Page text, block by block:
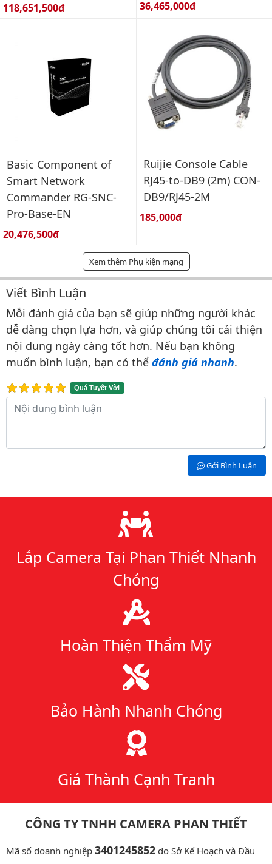
Giá bán:
118,651,500đ Giá bán:
36,465,000đ
Basic Component of
Smart Network
Commander RG-SNC-
Pro-Base-EN
Giá bán:
20,476,500đ
Ruijie Console Cable
RJ45-to-DB9 (2m) CON-
DB9/RJ45-2M
Giá bán:
185,000đ
Xem thêm Phụ kiện mạng
Bình luận & Đánh giá
Viết Bình Luận
Mỗi đánh giá của bạn sẽ giúp những người khác
dễ dàng chọn lựa hơn, và giúp chúng tôi cải thiện
nội dung ngày càng tốt hơn. Nếu bạn không
muốn bình luận, bạn có thể đánh giá nhanh.
Quá Tuyệt Vời
Nội dung bình luận
Gởi Bình Luận
Lý do chọn chúng tôi
Lắp Camera Tại Phan Thiết Nhanh
Chóng
Hoàn Thiện Thẩm Mỹ
Bảo Hành Nhanh Chóng
Giá Thành Cạnh Tranh
CÔNG TY TNHH CAMERA PHAN THIẾT
Mã số doanh nghiệp 3401245852 do Sở Kế Hoạch và Đầu